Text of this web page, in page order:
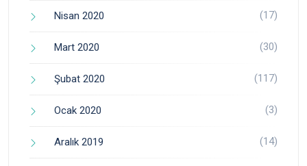
Nisan 2020 (17)
Mart 2020 (30)
Şubat 2020 (117)
Ocak 2020 (3)
Aralık 2019 (14)